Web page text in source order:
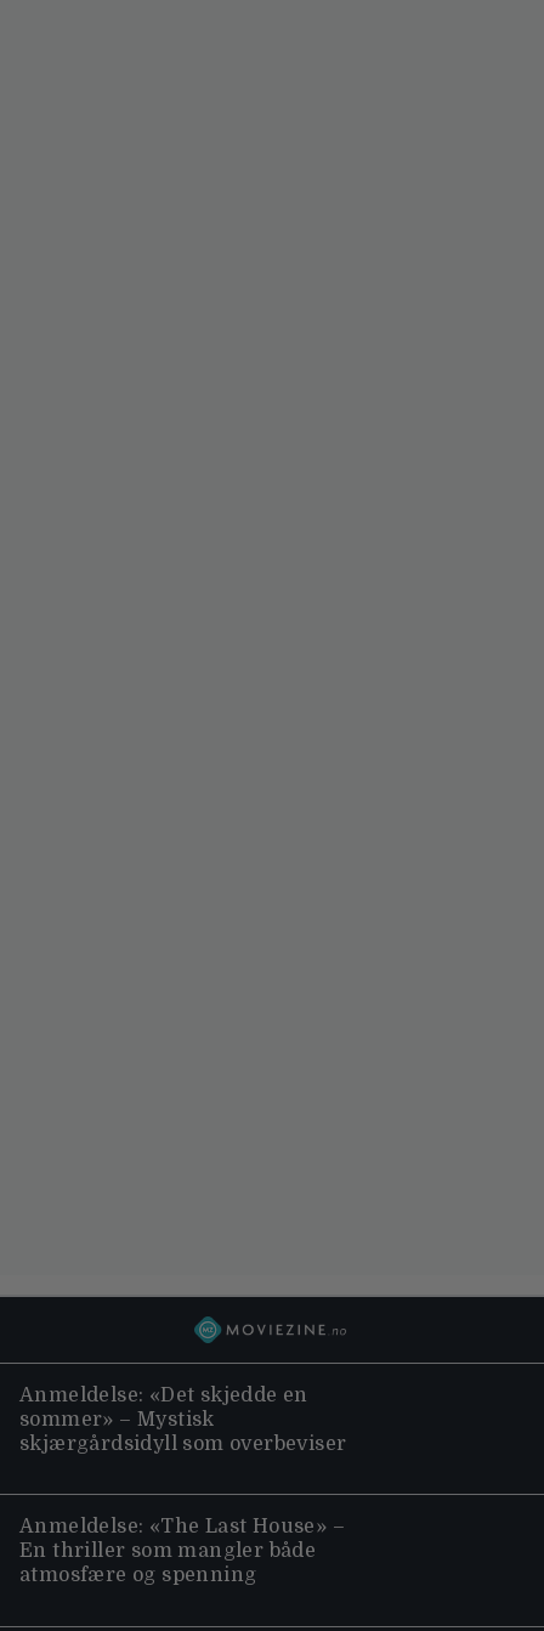
Anmeldelse: «Det skjedde en
sommer» – Mystisk
skjærgårdsidyll som overbeviser
Anmeldelse: «The Last House» –
En thriller som mangler både
atmosfære og spenning